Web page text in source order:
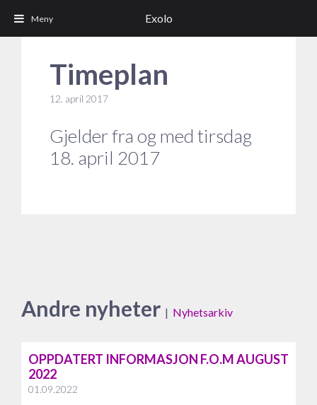
Timeplan
12. april 2017
Gjelder fra og med tirsdag
18. april 2017
Andre nyheter | Nyhetsarkiv
OPPDATERT INFORMASJON F.O.M AUGUST
2022
01.09.2022
Exolo